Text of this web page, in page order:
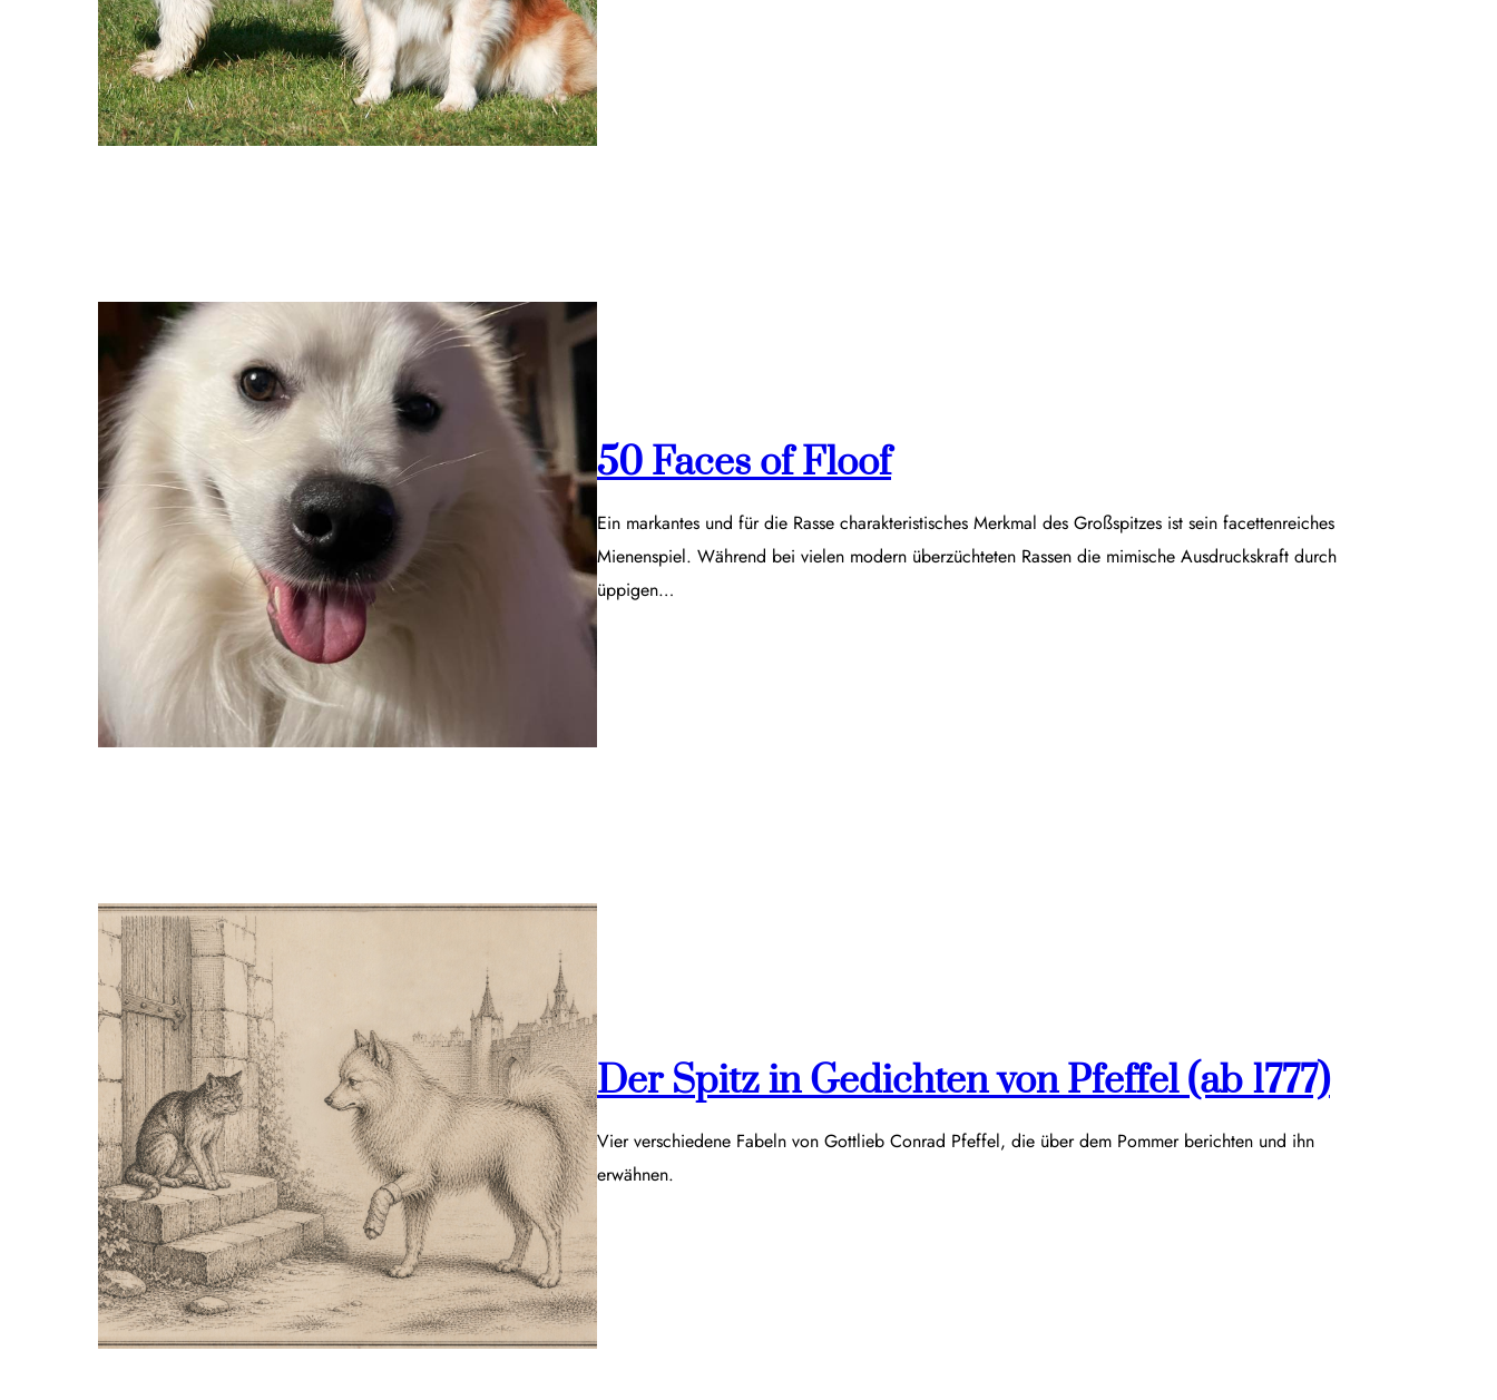
50 Faces of Floof
Ein markantes und für die Rasse charakteristisches Merkmal des Großspitzes ist sein facettenreiches
Mienenspiel. Während bei vielen modern überzüchteten Rassen die mimische Ausdruckskraft durch
üppigen…
Der Spitz in Gedichten von Pfeffel (ab 1777)
Vier verschiedene Fabeln von Gottlieb Conrad Pfeffel, die über dem Pommer berichten und ihn
erwähnen.